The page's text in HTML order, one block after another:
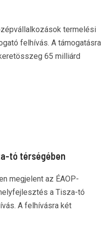
termelési
felhívás. A támogatásra
65 milliárd
tó térségében
megjelent az ÉAOP-
a Tisza-tó
A felhívásra két